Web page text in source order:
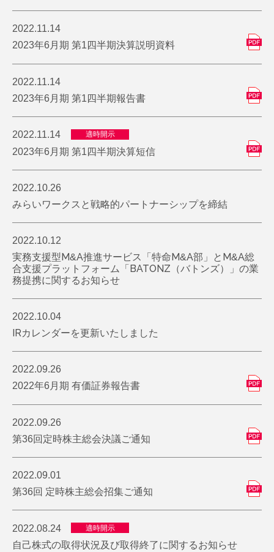
2022.11.14
2023年6月期 第1四半期決算説明資料
2022.11.14
2023年6月期 第1四半期報告書
2022.11.14 適時開示
2023年6月期 第1四半期決算短信
2022.10.26
みらいワークスと戦略的パートナーシップを締結
2022.10.12
実務支援型M&A推進サービス「特命M&A部」とM&A総
合支援プラットフォーム「BATONZ（バトンズ）」の業
務提携に関するお知らせ
2022.10.04
IRカレンダーを更新いたしました
2022.09.26
2022年6月期 有価証券報告書
2022.09.26
第36回定時株主総会決議ご通知
2022.09.01
第36回 定時株主総会招集ご通知
2022.08.24 適時開示
自己株式の取得状況及び取得終了に関するお知らせ